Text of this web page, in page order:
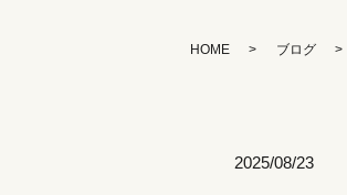
HOME ブログ
2025/08/23